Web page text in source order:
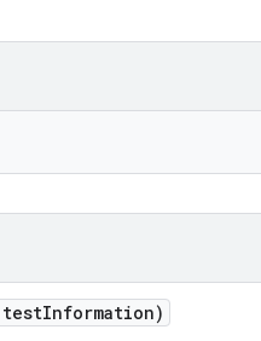
testInformation)